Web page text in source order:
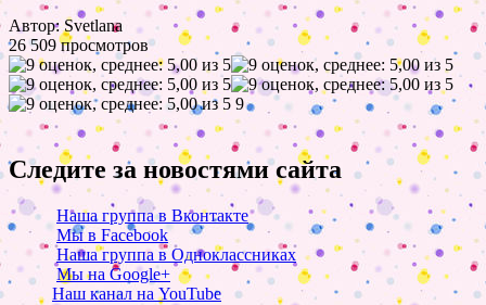
Автор: Svetlana
26 509 просмотров
9
Следите за новостями сайта
Наша группа в Вконтакте
Мы в Facebook
Наша группа в Одноклассниках
Мы на Google+
Наш канал на YouTube